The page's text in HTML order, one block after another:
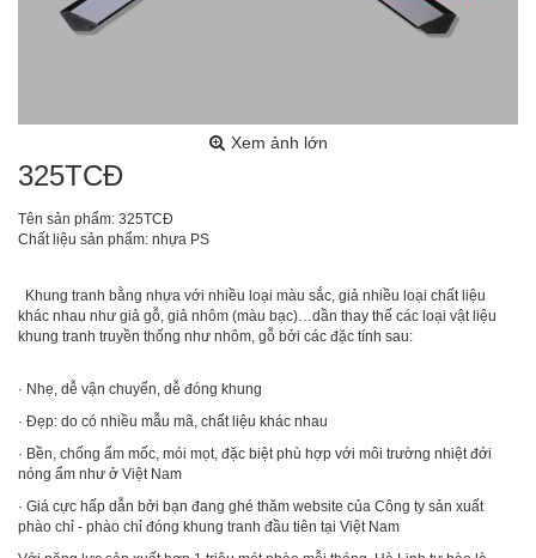
Xem ảnh lớn
325TCĐ
Tên sản phẩm: 325TCĐ
Chất liệu sản phẩm: nhựa PS
Khung tranh bằng nhựa với nhiều loại màu sắc, giả nhiều loại chất liệu
khác nhau như giả gỗ, giả nhôm (màu bạc)…dần thay thế các loại vật liệu
khung tranh truyền thống như nhôm, gỗ bởi các đặc tính sau:
· Nhẹ, dễ vận chuyển, dễ đóng khung
· Đẹp: do có nhiều mẫu mã, chất liệu khác nhau
· Bền, chống ẩm mốc, mói mọt, đặc biệt phù hợp với môi trường nhiệt đới
nóng ẩm như ở Việt Nam
· Giá cực hấp dẫn bởi bạn đang ghé thăm website của Công ty sản xuất
phào chỉ - phào chỉ đóng khung tranh đầu tiên tại Việt Nam